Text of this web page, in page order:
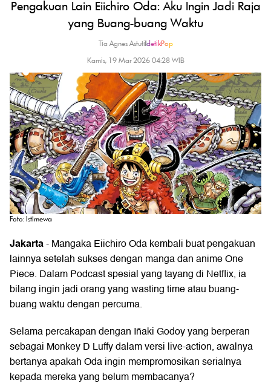
Pengakuan Lain Eiichiro Oda: Aku Ingin Jadi Raja
yang Buang-buang Waktu
Tia Agnes Astuti|detikPop
Kamis, 19 Mar 2026 04:28 WIB
Foto: Istimewa
Jakarta- MangakaEiichiro Odakembali buat pengakuan
lainnya setelah sukses dengan manga dan anime One
Piece. Dalam Podcast spesial yang tayang di Netflix, ia
bilang ingin jadi orang yang wasting time atau buang-
buang waktu dengan percuma.
Selama percakapan dengan Iñaki Godoy yang berperan
sebagai Monkey D Luffy dalam versi live-action, awalnya
bertanya apakah Oda ingin mempromosikan serialnya
kepada mereka yang belum membacanya?